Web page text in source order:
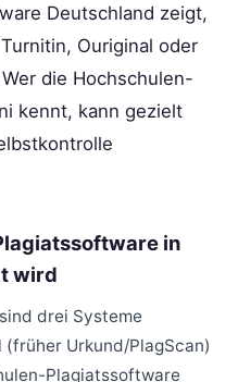
Deutschland zeigt,
Ouriginal oder
die Hochschulen-
kennt, kann gezielt
in
wird
drei Systeme
Urkund/PlagScan)
Plagiatssoftware